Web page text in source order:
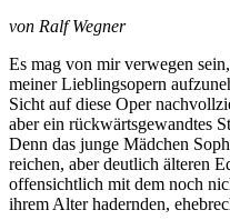
von Ralf Wegner
Es mag von mir verwegen
meiner Lieblingsopern
Sicht auf diese Oper
aber ein rückwärtsgewandtes
Denn das junge Mädchen
reichen, aber deutlich älteren
offensichtlich mit dem noch
ihrem Alter hadernden,